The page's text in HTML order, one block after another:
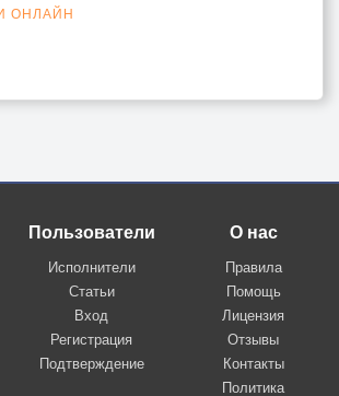
ОНЛАЙН
Пользователи
Исполнители
Статьи
Вход
Регистрация
Подтверждение
О нас
Правила
Помощь
Лицензия
Отзывы
Контакты
Политика